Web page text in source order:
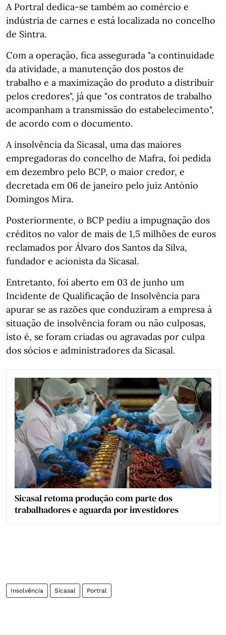
A Portral dedica-se também ao comércio e
indústria de carnes e está localizada no concelho
de Sintra.
Com a operação, fica assegurada "a continuidade
da atividade, a manutenção dos postos de
trabalho e a maximização do produto a distribuir
pelos credores", já que "os contratos de trabalho
acompanham a transmissão do estabelecimento",
de acordo com o documento.
A insolvência da Sicasal, uma das maiores
empregadoras do concelho de Mafra, foi pedida
em dezembro pelo BCP, o maior credor, e
decretada em 06 de janeiro pelo juiz António
Domingos Mira.
Posteriormente, o BCP pediu a impugnação dos
créditos no valor de mais de 1,5 milhões de euros
reclamados por Álvaro dos Santos da Silva,
fundador e acionista da Sicasal.
Entretanto, foi aberto em 03 de junho um
Incidente de Qualificação de Insolvência para
apurar se as razões que conduziram a empresa à
situação de insolvência foram ou não culposas,
isto é, se foram criadas ou agravadas por culpa
dos sócios e administradores da Sicasal.
Sicasal retoma produção com parte dos
trabalhadores e aguarda por investidores
Insolvência Sicasal Portral